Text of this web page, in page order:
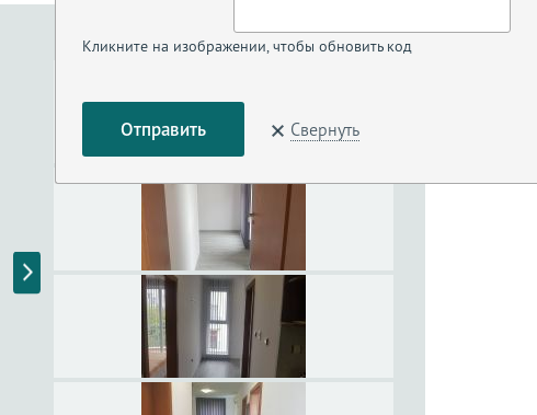
Кликните на изображении, чтобы обновить код
Свернуть